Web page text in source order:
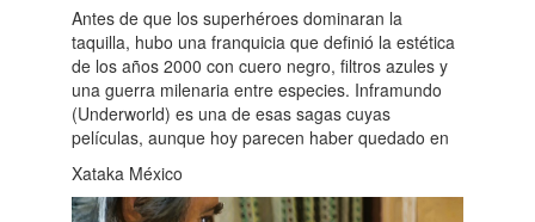
Antes de que los superhéroes dominaran la
taquilla, hubo una franquicia que definió la estética
de los años 2000 con cuero negro, filtros azules y
una guerra milenaria entre especies. Inframundo
(Underworld) es una de esas sagas cuyas
películas, aunque hoy parecen haber quedado en
Xataka México